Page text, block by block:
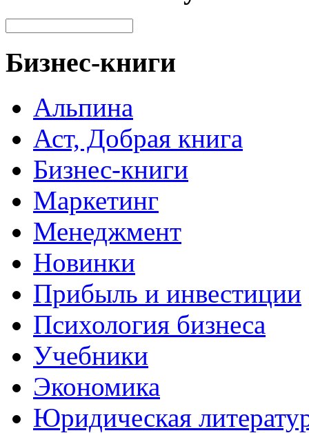
Бизнес-книги
Альпина
Аст, Добрая книга
Бизнес-книги
Маркетинг
Менеджмент
Новинки
Прибыль и инвестиции
Психология бизнеса
Учебники
Экономика
Юридическая